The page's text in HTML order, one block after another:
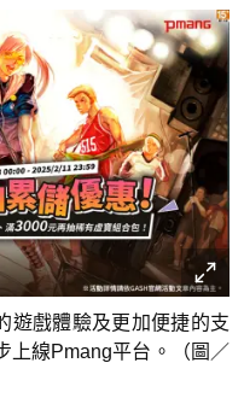
遊戲體驗及更加便捷的支
上線Pmang平台。（圖／